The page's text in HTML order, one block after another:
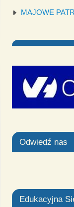
MAJOWE
Odwiedź nas
Edukacyjna